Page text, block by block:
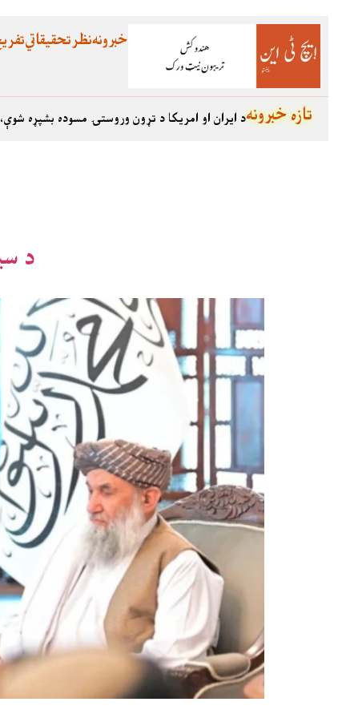
تحقیقاتينظرخبرونه
د ایران او امریکا د تړون وروستۍ مسوده بشپړهتازه خبرونه
د